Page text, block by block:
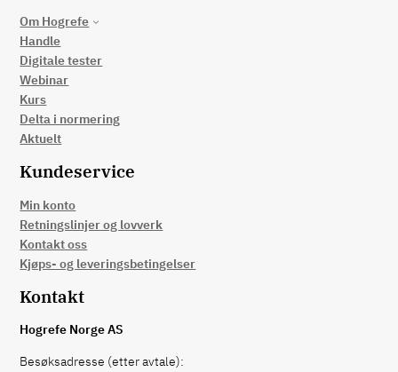
Om Hogrefe
Handle
Digitale tester
Webinar
Kurs
Delta i normering
Aktuelt
Kundeservice
Min konto
Retningslinjer og lovverk
Kontakt oss
Kjøps- og leveringsbetingelser
Kontakt
Hogrefe Norge AS
Besøksadresse (etter avtale):